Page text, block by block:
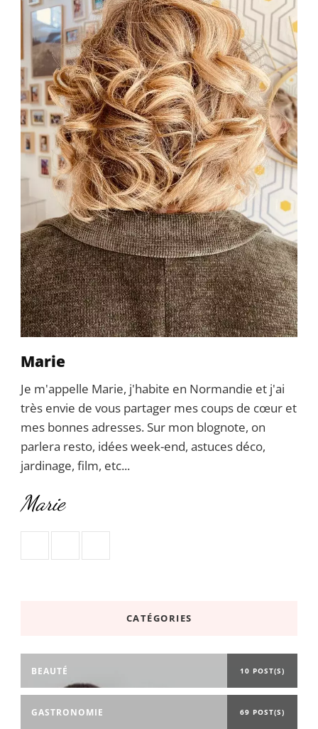
Marie
Je m'appelle Marie, j'habite en Normandie et j'ai
très envie de vous partager mes coups de cœur et
mes bonnes adresses. Sur mon blognote, on
parlera resto, idées week-end, astuces déco,
jardinage, film, etc...
Marie
CATÉGORIES
BEAUTÉ 10 POST(S)
GASTRONOMIE 69 POST(S)